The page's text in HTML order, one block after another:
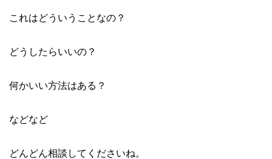
これはどういうことなの？
どうしたらいいの？
何かいい方法はある？
などなど
どんどん相談してくださいね。